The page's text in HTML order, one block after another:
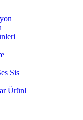
Sis
Ürünl